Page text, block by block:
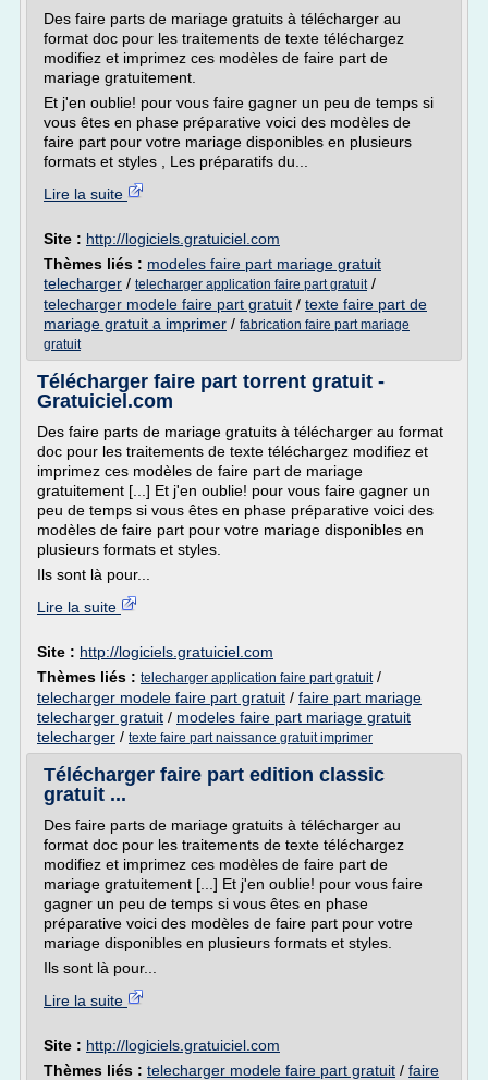
Des faire parts de mariage gratuits à télécharger au
format doc pour les traitements de texte téléchargez
modifiez et imprimez ces modèles de faire part de
mariage gratuitement.
Et j'en oublie! pour vous faire gagner un peu de temps si
vous êtes en phase préparative voici des modèles de
faire part pour votre mariage disponibles en plusieurs
formats et styles , Les préparatifs du...
Lire la suite
Site : http://logiciels.gratuiciel.com
Thèmes liés : modeles faire part mariage gratuit
telecharger / telecharger application faire part gratuit/
telecharger modele faire part gratuit / texte faire part de
mariage gratuit a imprimer / fabrication faire part mariage
gratuit
Télécharger faire part torrent gratuit -
Gratuiciel.com
Des faire parts de mariage gratuits à télécharger au format
doc pour les traitements de texte téléchargez modifiez et
imprimez ces modèles de faire part de mariage
gratuitement [...] Et j'en oublie! pour vous faire gagner un
peu de temps si vous êtes en phase préparative voici des
modèles de faire part pour votre mariage disponibles en
plusieurs formats et styles.
Ils sont là pour...
Lire la suite
Site : http://logiciels.gratuiciel.com
Thèmes liés : telecharger application faire part gratuit/
telecharger modele faire part gratuit / faire part mariage
telecharger gratuit / modeles faire part mariage gratuit
telecharger / texte faire part naissance gratuit imprimer
Télécharger faire part edition classic
gratuit ...
Des faire parts de mariage gratuits à télécharger au
format doc pour les traitements de texte téléchargez
modifiez et imprimez ces modèles de faire part de
mariage gratuitement [...] Et j'en oublie! pour vous faire
gagner un peu de temps si vous êtes en phase
préparative voici des modèles de faire part pour votre
mariage disponibles en plusieurs formats et styles.
Ils sont là pour...
Lire la suite
Site : http://logiciels.gratuiciel.com
Thèmes liés : telecharger modele faire part gratuit / faire